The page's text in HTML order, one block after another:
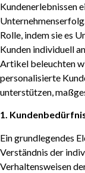
Kundenerlebnissen
Rolle, indem sie es
Kunden individuell
Artikel beleuchten
personalisierte
unterstützen,
1.
Ein grundlegendes
Verständnis der
Verhaltensweisen